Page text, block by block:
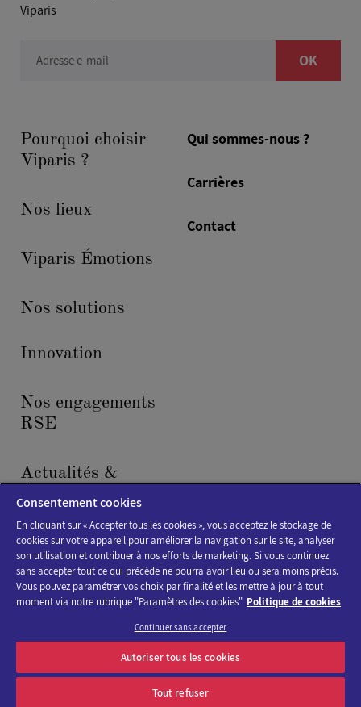
Viparis
Adresse e-mail OK
Pourquoi choisir
Viparis ?
Nos lieux
Viparis Émotions
Nos solutions
Innovation
Nos engagements
RSE
Actualités &
Qui sommes-nous ?
Carrières
Contact
Politique de cookies
Mentions légales
Accessibilité : non conforme
Consentement cookies
En cliquant sur « Accepter tous les cookies », vous acceptez le stockage de
cookies sur votre appareil pour améliorer la navigation sur le site, analyser
son utilisation et contribuer à nos efforts de marketing. Si vous continuez
sans accepter tout ce qui précède ne pourra avoir lieu ou sera moins précis.
Vous pouvez paramétrer vos choix par finalité et les mettre à jour à tout
moment via notre rubrique "Paramètres des cookies" Politique de cookies
Continuer sans accepter
Autoriser tous les cookies
Tout refuser